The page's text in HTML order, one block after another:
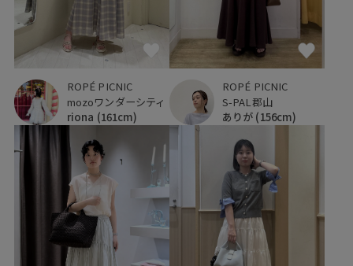
ROPÉ PICNIC
mozoワンダーシティ
riona (161cm)
ROPÉ PICNIC
S-PAL郡山
ありが (156cm)